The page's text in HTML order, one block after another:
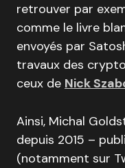
retrouver par
comme le livre
envoyés par
travaux des
ceux de Nick
Ainsi, Michal
depuis 2015 –
(notamment sur